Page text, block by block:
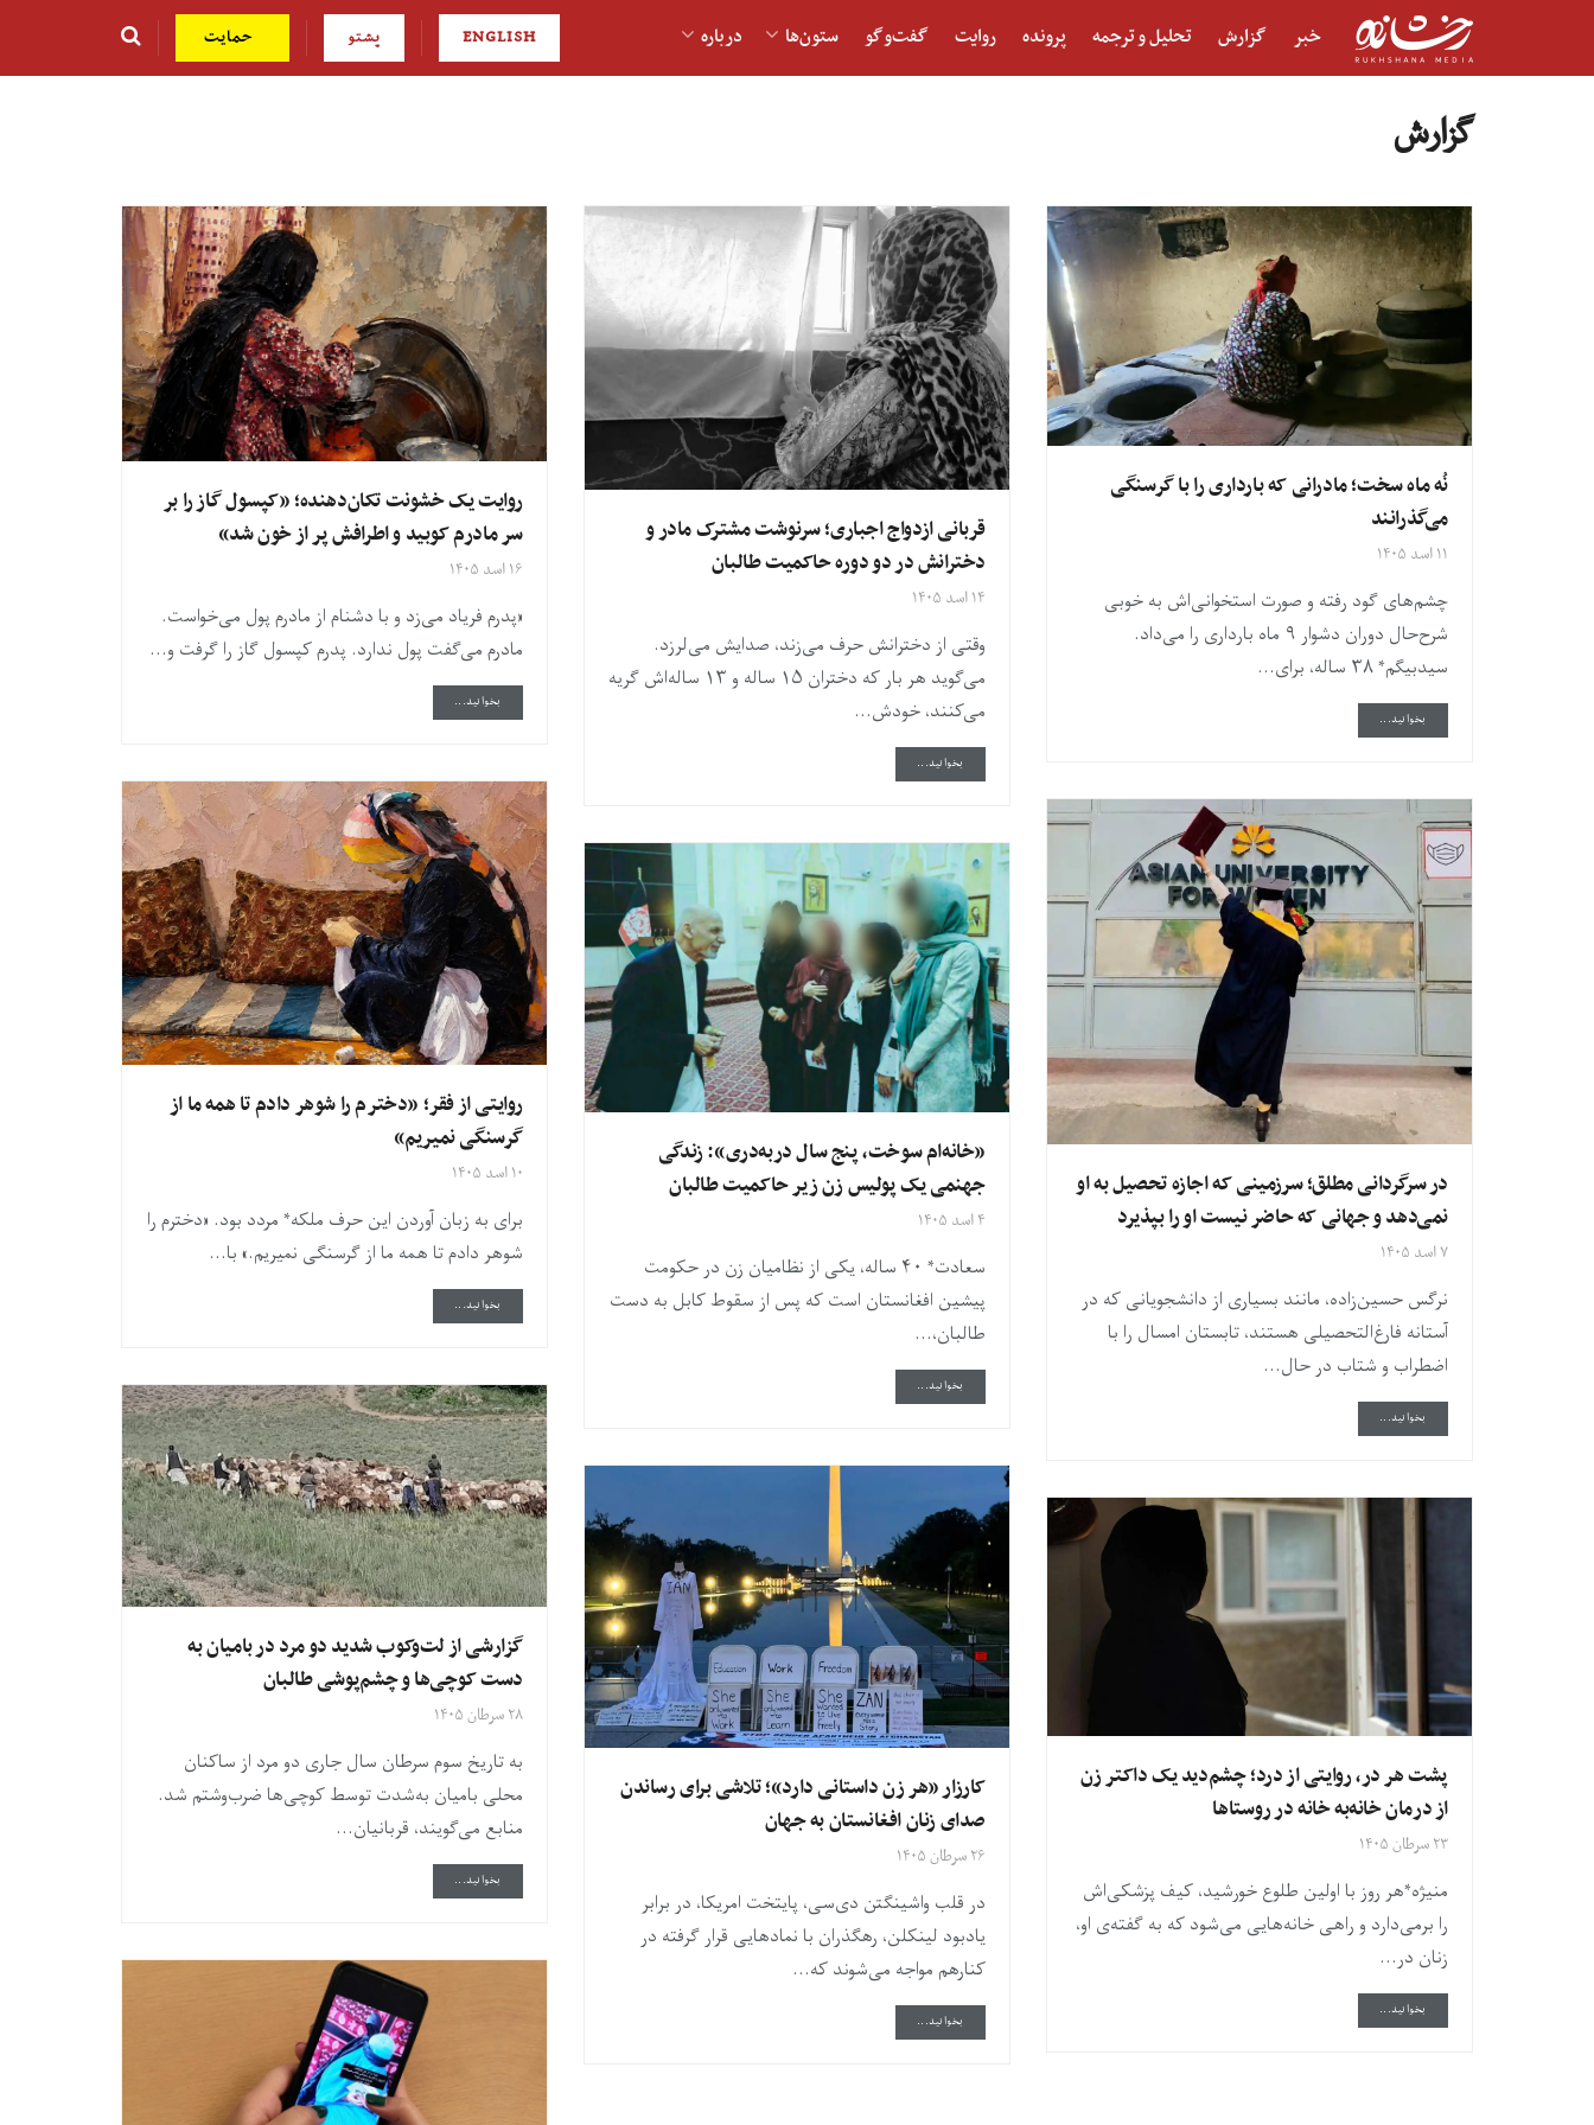
خبر گزارش تحلیل و ترجمه پرونده روایت گفت‌و‎گو ستون‌ها درباره ENGLISH پشتو حمایت
گزارش
روایت یک خشونت تکان‌دهنده؛ «کپسول گاز را بر
سر مادرم کوبید و اطرافش پر از خون شد»
۱۶ اسد ۱۴۰۵
«پدرم فریاد می‌زد و با دشنام از مادرم پول می‌خواست.
مادرم می‌گفت پول ندارد. پدرم کپسول گاز را گرفت و...
بخوانید...
قربانی ازدواج اجباری؛ سرنوشت مشترک مادر و
دخترانش در دو دوره حاکمیت طالبان
۱۴ اسد ۱۴۰۵
وقتی از دخترانش حرف می‌زند، صدایش می‌لرزد.
می‌گوید هر بار که دختران ۱۵ ساله و ۱۳ ساله‌اش گریه
می‌کنند، خودش...
بخوانید...
نُه ماه سخت؛ مادرانی که بارداری را با گرسنگی
می‌گذرانند
۱۱ اسد ۱۴۰۵
چشم‌های گود رفته و صورت استخوانی‌اش به خوبی
شرح‌حال دوران دشوار ۹ ماه بارداری را می‌داد.
سیدبیگم* ۳۸ ساله، برای...
بخوانید...
روایتی از فقر؛ «دخترم را شوهر دادم تا همه‌ ما از
گرسنگی نمیریم»
۱۰ اسد ۱۴۰۵
برای به زبان آوردن این حرف ملکه* مردد بود. «دخترم را
شوهر دادم تا همه‌ ما از گرسنگی نمیریم.» با...
بخوانید...
در سرگردانی مطلق؛ سرزمینی که اجازه تحصیل به او
نمی‌دهد و جهانی که حاضر نیست او را بپذیرد
۷ اسد ۱۴۰۵
نرگس حسین‌زاده، مانند بسیاری از دانشجویانی که در
آستانه فارغ‌التحصیلی هستند، تابستان امسال را با
اضطراب و شتاب در حال...
بخوانید...
«خانه‌ام سوخت، پنج سال دربه‌دری»: زندگی
جهنمی یک پولیس زن زیر حاکمیت طالبان
۴ اسد ۱۴۰۵
سعادت* ۴۰ ساله، یکی از نظامیان زن در حکومت
پیشین افغانستان است که پس از سقوط کابل به دست
طالبان،...
بخوانید...
گزارشی از لت‌وکوب شدید دو مرد در بامیان به
دست کوچی‌ها و چشم‌پوشی طالبان
۲۸ سرطان ۱۴۰۵
به تاریخ سوم سرطان سال جاری دو مرد از ساکنان
محلی بامیان به‌شدت توسط کوچی‌ها ضرب‌وشتم شد.
منابع می‌گویند، قربانیان...
بخوانید...
کارزار «هر زن داستانی دارد»؛ تلاشی برای رساندن
صدای زنان افغانستان به جهان
۲۶ سرطان ۱۴۰۵
در قلب واشینگتن دی‌سی، پایتخت امریکا، در برابر
یادبود لینکلن، رهگذران با نمادهایی قرار گرفته در
کنارهم مواجه می‌شوند که...
بخوانید...
پشت هر در، روایتی از درد؛ چشم‌دید یک داکتر زن
از درمان خانه‌به خانه در روستاها
۲۳ سرطان ۱۴۰۵
منیژه*هر روز با اولین طلوع خورشید، کیف پزشکی‌اش
را برمی‌دارد و راهی خانه‌هایی می‌شود که به گفته‌ی او،
زنان در...
بخوانید...